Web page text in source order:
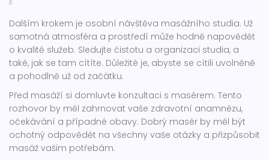
Dalším krokem je osobní návštěva masážního studia. Už
samotná atmosféra a prostředí může hodně napovědět
o kvalitě služeb. Sledujte čistotu a organizaci studia, a
také, jak se tam cítíte. Důležité je, abyste se cítili uvolněně
a pohodlně už od začátku.
Před masáží si domluvte konzultaci s masérem. Tento
rozhovor by měl zahrnovat vaše zdravotní anamnézu,
očekávání a případné obavy. Dobrý masér by měl být
ochotný odpovědět na všechny vaše otázky a přizpůsobit
masáž vašim potřebám.